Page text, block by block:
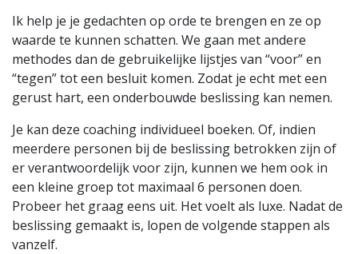
Ik help je je gedachten op orde te brengen en ze op
waarde te kunnen schatten. We gaan met andere
methodes dan de gebruikelijke lijstjes van “voor” en
“tegen” tot een besluit komen. Zodat je echt met een
gerust hart, een onderbouwde beslissing kan nemen.
Je kan deze coaching individueel boeken. Of, indien
meerdere personen bij de beslissing betrokken zijn of
er verantwoordelijk voor zijn, kunnen we hem ook in
een kleine groep tot maximaal 6 personen doen.
Probeer het graag eens uit. Het voelt als luxe. Nadat de
beslissing gemaakt is, lopen de volgende stappen als
vanzelf.